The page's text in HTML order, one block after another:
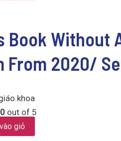
Book Without
From 2020/
khoa
0 out of 5
giỏ